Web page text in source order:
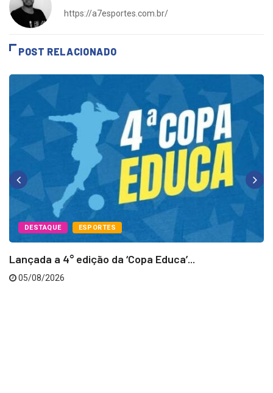
https://a7esportes.com.br/
POST RELACIONADO
DESTAQUE ESPORTES
Lançada a 4° edição da ‘Copa Educa’...
05/08/2026